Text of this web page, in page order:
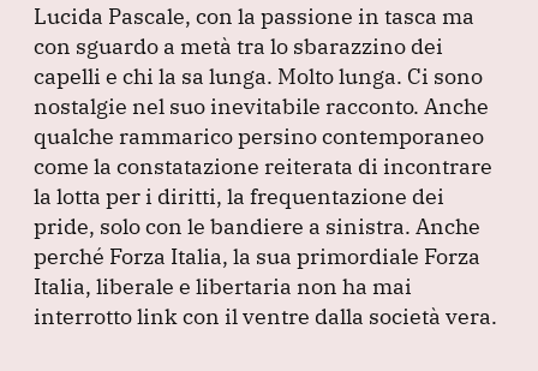
Lucida Pascale, con la passione in tasca ma
con sguardo a metà tra lo sbarazzino dei
capelli e chi la sa lunga. Molto lunga. Ci sono
nostalgie nel suo inevitabile racconto. Anche
qualche rammarico persino contemporaneo
come la constatazione reiterata di incontrare
la lotta per i diritti, la frequentazione dei
pride, solo con le bandiere a sinistra. Anche
perché Forza Italia, la sua primordiale Forza
Italia, liberale e libertaria non ha mai
interrotto link con il ventre dalla società vera.